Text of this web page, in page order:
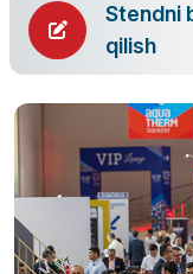
Stendni
qilish